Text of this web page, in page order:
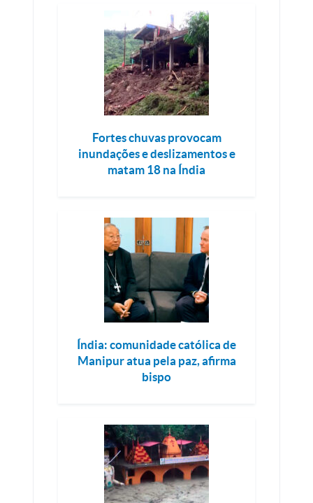
Fortes chuvas provocam
inundações e deslizamentos e
matam 18 na Índia
Índia: comunidade católica de
Manipur atua pela paz, afirma
bispo